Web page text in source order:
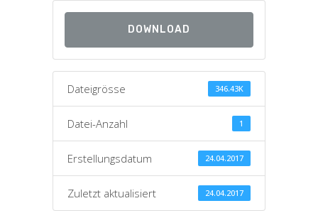
DOWNLOAD
Dateigrösse 346.43K
Datei-Anzahl 1
Erstellungsdatum 24.04.2017
Zuletzt aktualisiert 24.04.2017